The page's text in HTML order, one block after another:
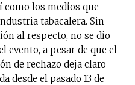
como los medios que
tabacalera. Sin
al respecto, no se dio
evento, a pesar de que el
de rechazo deja claro
desde el pasado 13 de